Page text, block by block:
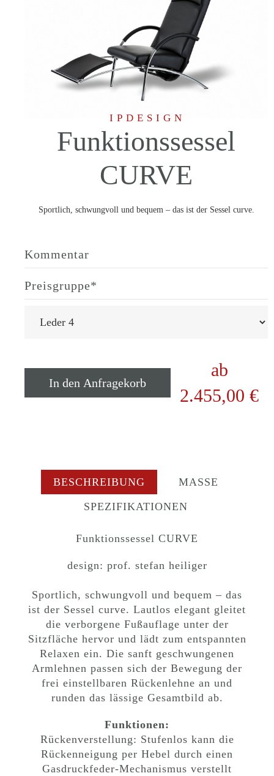
IPDESIGN
Funktionssessel
CURVE
Sportlich, schwungvoll und bequem – das ist der Sessel curve.
Kommentar
Preisgruppe*
In den Anfragekorb
ab
2.455,00 €
BESCHREIBUNG
MASSE
SPEZIFIKATIONEN
Funktionssessel CURVE
design: prof. stefan heiliger
Sportlich, schwungvoll und bequem – das
ist der Sessel curve. Lautlos elegant gleitet
die verborgene Fußauflage unter der
Sitzfläche hervor und lädt zum entspannten
Relaxen ein. Die sanft geschwungenen
Armlehnen passen sich der Bewegung der
frei einstellbaren Rückenlehne an und
runden das lässige Gesamtbild ab.
Funktionen:
Rückenverstellung: Stufenlos kann die
Rückenneigung per Hebel durch einen
Gasdruckfeder-Mechanismus verstellt